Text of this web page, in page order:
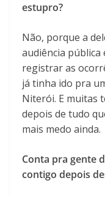
estupro?
Não, porque a
audiência pública
registrar as
já tinha ido pra
Niterói. E muitas
depois de tudo
mais medo ainda.
Conta pra gente
contigo depois